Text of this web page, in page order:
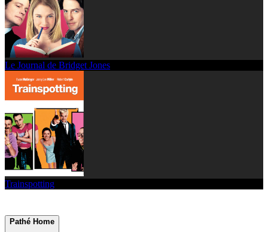
Le Journal de Bridget Jones
Trainspotting
Pathé Home